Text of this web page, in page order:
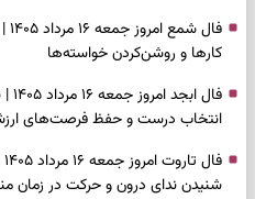
کارها و روشن‌کردن خواسته‌ها
انتخاب درست و حفظ فرصت‌های
شنیدن ندای درون و حرکت در زمان